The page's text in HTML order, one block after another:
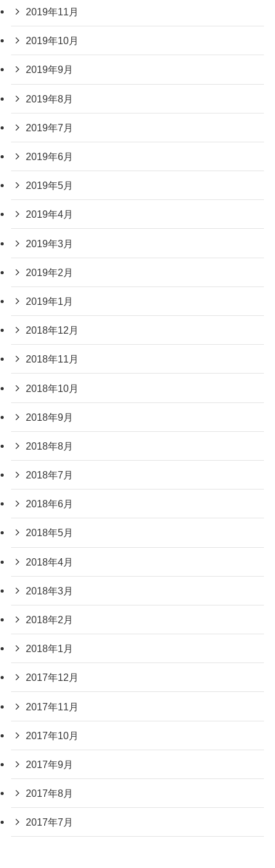
2019年11月
2019年10月
2019年9月
2019年8月
2019年7月
2019年6月
2019年5月
2019年4月
2019年3月
2019年2月
2019年1月
2018年12月
2018年11月
2018年10月
2018年9月
2018年8月
2018年7月
2018年6月
2018年5月
2018年4月
2018年3月
2018年2月
2018年1月
2017年12月
2017年11月
2017年10月
2017年9月
2017年8月
2017年7月